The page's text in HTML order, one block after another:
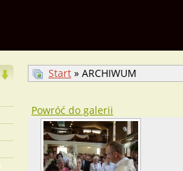
Start » ARCHIWUM
Powróć do galerii